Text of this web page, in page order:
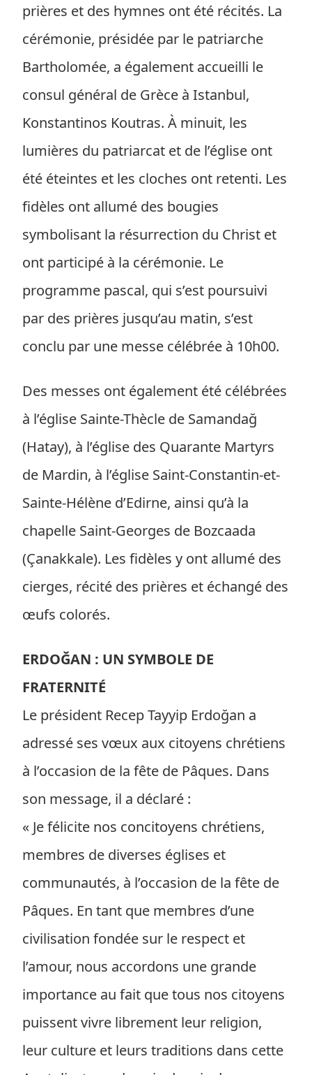
prières et des hymnes ont été récités. La
cérémonie, présidée par le patriarche
Bartholomée, a également accueilli le
consul général de Grèce à Istanbul,
Konstantinos Koutras. À minuit, les
lumières du patriarcat et de l’église ont
été éteintes et les cloches ont retenti. Les
fidèles ont allumé des bougies
symbolisant la résurrection du Christ et
ont participé à la cérémonie. Le
programme pascal, qui s’est poursuivi
par des prières jusqu’au matin, s’est
conclu par une messe célébrée à 10h00.
Des messes ont également été célébrées
à l’église Sainte-Thècle de Samandağ
(Hatay), à l’église des Quarante Martyrs
de Mardin, à l’église Saint-Constantin-et-
Sainte-Hélène d’Edirne, ainsi qu’à la
chapelle Saint-Georges de Bozcaada
(Çanakkale). Les fidèles y ont allumé des
cierges, récité des prières et échangé des
œufs colorés.
ERDOĞAN : UN SYMBOLE DE
FRATERNITÉ
Le président Recep Tayyip Erdoğan a
adressé ses vœux aux citoyens chrétiens
à l’occasion de la fête de Pâques. Dans
son message, il a déclaré :
« Je félicite nos concitoyens chrétiens,
membres de diverses églises et
communautés, à l’occasion de la fête de
Pâques. En tant que membres d’une
civilisation fondée sur le respect et
l’amour, nous accordons une grande
importance au fait que tous nos citoyens
puissent vivre librement leur religion,
leur culture et leurs traditions dans cette